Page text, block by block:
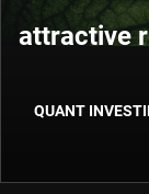
attractive
QUANT